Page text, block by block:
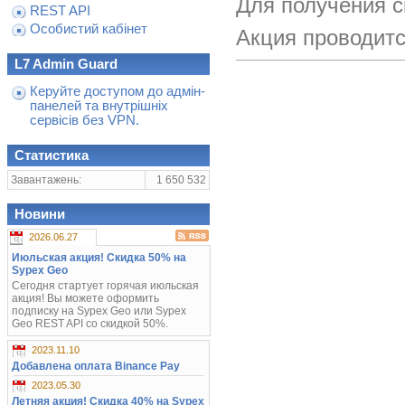
Для получения
Акция
REST API
Особистий кабінет
L7 Admin Guard
Керуйте доступом до адмін-
панелей та внутрішніх
сервісів без VPN.
Статистика
Завантажень: 1 650 532
Новини
2026.06.27
Июльская акция! Скидка 50% на
Sypex Geo
Сегодня стартует горячая июльская
акция! Вы можете оформить
подписку на Sypex Geo или Sypex
Geo REST API со скидкой 50%.
2023.11.10
Добавлена оплата Binance Pay
2023.05.30
Летняя акция! Скидка 40% на Sypex